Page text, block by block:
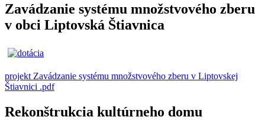
Zavádzanie systému množstvového zberu
v obci Liptovská Štiavnica
projekt Zavádzanie systému množstvového zberu v Liptovskej
Štiavnici .pdf
Rekonštrukcia kultúrneho domu